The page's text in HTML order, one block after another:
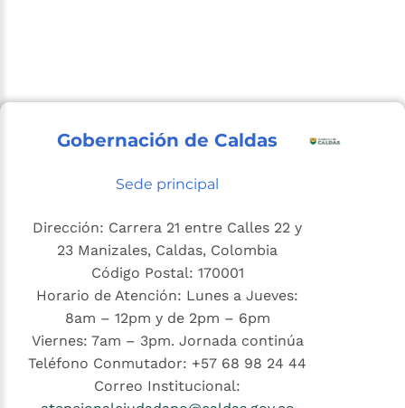
Gobernación de Caldas
Sede principal
Dirección: Carrera 21 entre Calles 22 y
23 Manizales, Caldas, Colombia
Código Postal: 170001
Horario de Atención: Lunes a Jueves:
8am – 12pm y de 2pm – 6pm
Viernes: 7am – 3pm. Jornada continúa
Teléfono Conmutador: +57 68 98 24 44
Correo Institucional: